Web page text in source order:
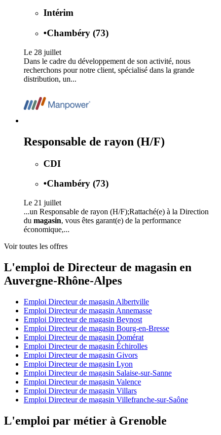
Intérim
•Chambéry (73)
Le 28 juillet
Dans le cadre du développement de son activité, nous
recherchons pour notre client, spécialisé dans la grande
distribution, un...
Responsable de rayon (H/F)
CDI
•Chambéry (73)
Le 21 juillet
...un Responsable de rayon (H/F);Rattaché(e) à la Direction
du magasin, vous êtes garant(e) de la performance
économique,...
Voir toutes les offres
L'emploi de Directeur de magasin en
Auvergne-Rhône-Alpes
Emploi Directeur de magasin Albertville
Emploi Directeur de magasin Annemasse
Emploi Directeur de magasin Beynost
Emploi Directeur de magasin Bourg-en-Bresse
Emploi Directeur de magasin Domérat
Emploi Directeur de magasin Échirolles
Emploi Directeur de magasin Givors
Emploi Directeur de magasin Lyon
Emploi Directeur de magasin Salaise-sur-Sanne
Emploi Directeur de magasin Valence
Emploi Directeur de magasin Villars
Emploi Directeur de magasin Villefranche-sur-Saône
L'emploi par métier à Grenoble